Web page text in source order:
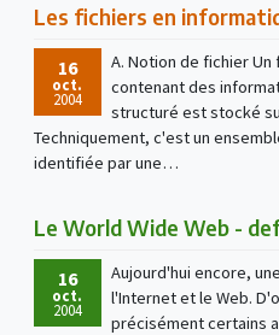
Les fichiers en
16
oct.
2004
A. Notion de fichier
contenant des
structuré est stocké
Techniquement, c'est un
identifiée par une…
Le World Wide Web -
16
oct.
2004
Aujourd'hui encore,
l'Internet et le Web.
précisément certains